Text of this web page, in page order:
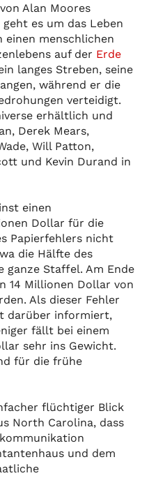
Alan Moores
es um das Leben
einen menschlichen
auf der Erde
langes Streben, seine
während er die
verteidigt.
erhältlich und
Derek Mears,
Will Patton,
und Kevin Durand in
einen
Dollar für die
Papierfehlers nicht
die Hälfte des
ganze Staffel. Am Ende
14 Millionen Dollar von
Als dieser Fehler
darüber informiert,
fällt bei einem
sehr ins Gewicht.
für die frühe
flüchtiger Blick
North Carolina, dass
und dem